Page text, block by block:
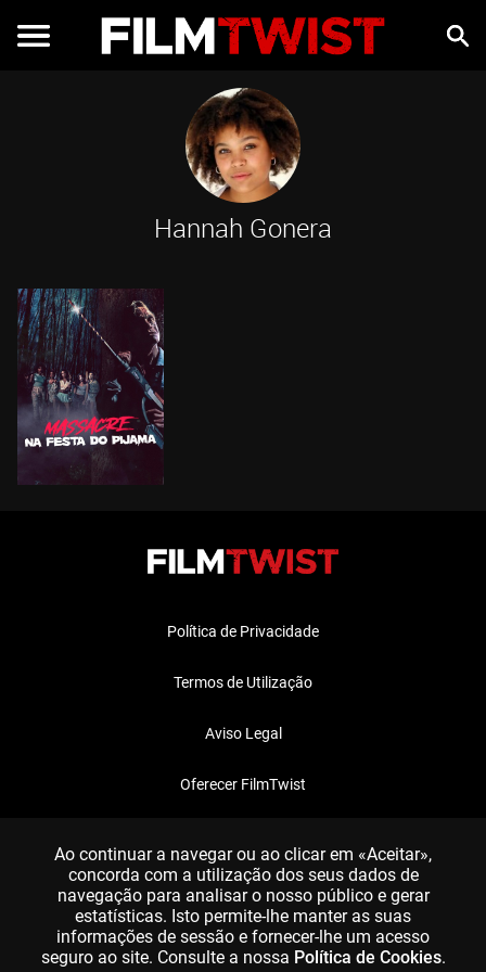
Hannah Gonera
Política de Privacidade
Termos de Utilização
Aviso Legal
Oferecer FilmTwist
Ao continuar a navegar ou ao clicar em «Aceitar»,
concorda com a utilização dos seus dados de
navegação para analisar o nosso público e gerar
estatísticas. Isto permite-lhe manter as suas
informações de sessão e fornecer-lhe um acesso
seguro ao site. Consulte a nossa Política de Cookies.